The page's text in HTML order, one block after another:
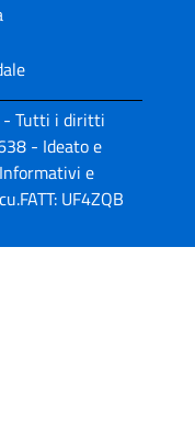
- Tutti i diritti
- Ideato e
e
UF4ZQB